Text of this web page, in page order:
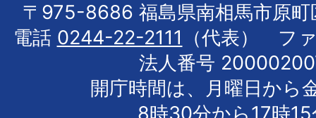
〒975-8686 福島県南相馬市原町
電話 0244-22-2111
（代表） フ
法人番号
開庁時間は、月曜日から